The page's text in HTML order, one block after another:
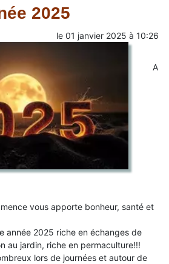
2025
le 01 janvier 2025 à 10:26
A
vous apporte bonheur, santé et
année 2025 riche en échanges de
au jardin, riche en permaculture!!!
lors de journées et autour de